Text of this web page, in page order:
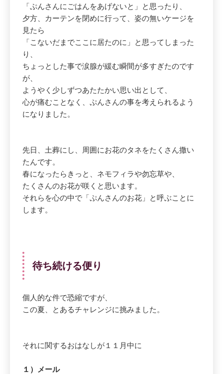
「ぷんさんにごはんをあげないと」と思ったり、
夕方、カーテンを閉めに行って、姿の無いケージを
見たら
「こないだまでここに居たのに」と思ってしまった
り、
ちょっとした事で涙腺が緩む瞬間が多すぎたのです
が、
ようやく少しずつあたたかい思い出として、
心が痛むことなく、ぷんさんの事を考えられるよう
になりました。
先日、土葬にし、周囲にお花のタネをたくさん撒い
たんです。
春になったらきっと、ネモフィラや勿忘草や、
たくさんのお花が咲くと思います。
それらを心の中で「ぷんさんのお花」と呼ぶことに
します。
待ち続ける便り
個人的な件で恐縮ですが、
この夏、とあるチャレンジに挑みました。
それに関するおはなしが１１月中に
１）メール